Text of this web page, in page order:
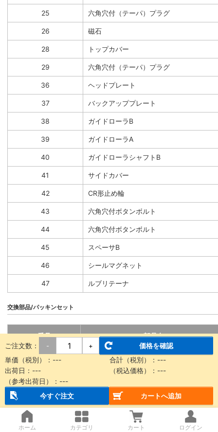
25 六角穴付（テーパ）プラグ
26 磁石
28 トップカバー
29 六角穴付（テーパ）プラグ
36 ヘッドプレート
37 バックアッププレート
38 ガイドローラB
39 ガイドローラA
40 ガイドローラシャフトB
41 サイドカバー
42 CR形止め輪
43 六角穴付ボタンボルト
44 六角穴付ボタンボルト
45 スペーサB
46 シールマグネット
47 ルブリテーナ
交換部品/パッキンセット
番号 部品名
14 シールベルト
15 ダストシールバンド
27 サイドスクレーパ
Oリング
ご注文数： - +
価格を確認
単価（税別）： --- 合計（税別）： ---
出荷日： --- （税込価格）： ---
（参考出荷日）： ---
今すぐ注文
カートへ追加
ホーム カテゴリ カート ログイン